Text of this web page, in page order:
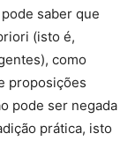
saber que
(isto é,
como
proposições
pode ser negada
prática, isto